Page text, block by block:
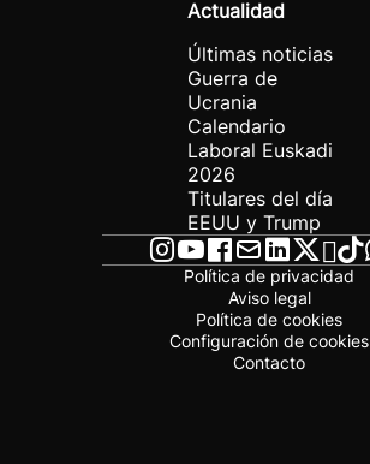
Actualidad
Últimas noticias
Guerra de
Ucrania
Calendario
Laboral Euskadi
2026
Titulares del día
EEUU y Trump
Política de privacidad
Aviso legal
Política de cookies
Configuración de cookies
Contacto